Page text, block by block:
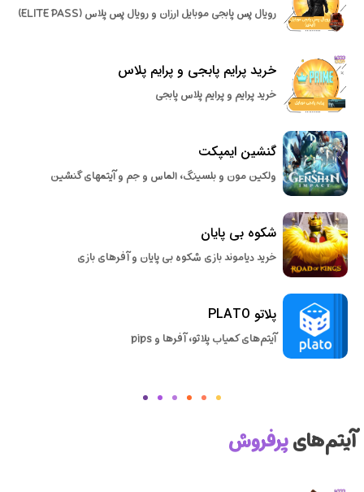
رویال پس پابجی موبایل ارزان و رویال پس پلاس (ELITE PASS)
خرید پرایم پابجی و پرایم پلاس
خرید پرایم و پرایم پلاس پابجی
گنشین ایمپکت
ولکین مون و بلسینگ، الماس و جم و آیتمهای گنشین
شکوه بی پایان
خرید دیاموند بازی شکوه بی پایان و آفرهای بازی
پلاتو PLATO
آیتم‌های کمیاب پلاتو، آفرها و pips
آیتم‌هایپرفروش